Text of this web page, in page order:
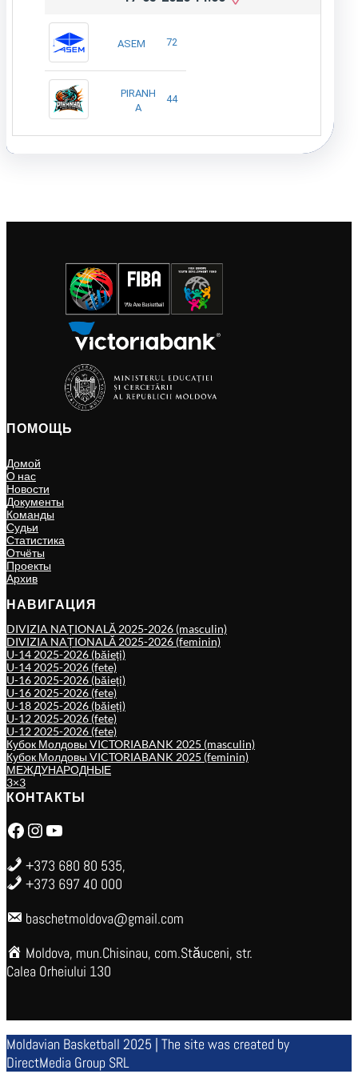
ASEM 72
PIRANH
A
44
ПОМОЩЬ
Домой
О нас
Новости
Документы
Команды
Судьи
Статистика
Отчёты
Проекты
Архив
НАВИГАЦИЯ
DIVIZIA NAȚIONALĂ 2025-2026 (masculin)
DIVIZIA NAȚIONALĂ 2025-2026 (feminin)
U-14 2025-2026 (băieți)
U-14 2025-2026 (fete)
U-16 2025-2026 (băieți)
U-16 2025-2026 (fete)
U-18 2025-2026 (băieți)
U-12 2025-2026 (fete)
U-12 2025-2026 (fete)
Кубок Молдовы VICTORIABANK 2025 (masculin)
Кубок Молдовы VICTORIABANK 2025 (feminin)
МЕЖДУНАРОДНЫЕ
3×3
КОНТАКТЫ
Facebook Instagram YouTube
+373 680 80 535,
+373 697 40 000
baschetmoldova@gmail.com
Moldova, mun.Chisinau, com.Stăuceni, str.
Calea Orheiului 130
Moldavian Basketball 2025 | The site was created by
DirectMedia Group SRL